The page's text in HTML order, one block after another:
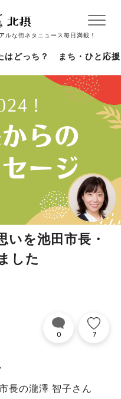
ルな街ネタニュース毎日満載！
はどっち？ まち・ひと応援
いを池田市長・
した
0 7
長の瀧澤 智子さん